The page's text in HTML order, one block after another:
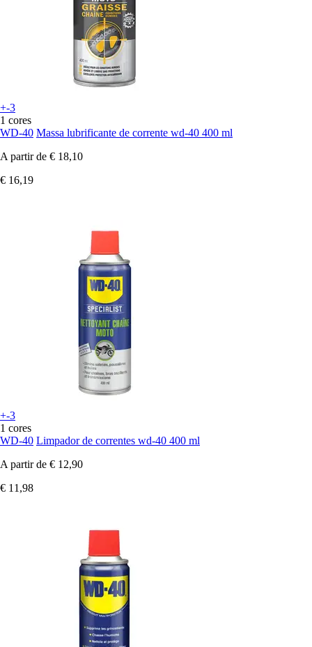
+-3
1 cores
WD-40 Massa lubrificante de corrente wd-40 400 ml
A partir de € 18,10
€ 16,19
+-3
1 cores
WD-40 Limpador de correntes wd-40 400 ml
A partir de € 12,90
€ 11,98